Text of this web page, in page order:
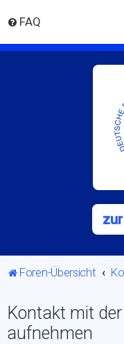
FAQ
Foren-Übersicht
Kontakt mit
aufnehmen